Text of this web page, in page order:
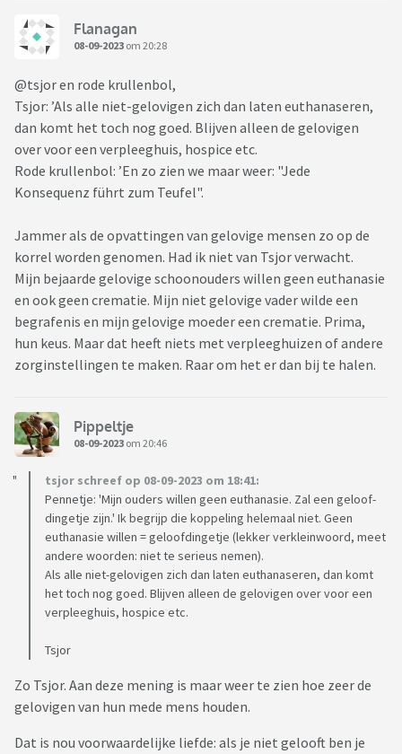
Flanagan
08-09-2023 om 20:28
@tsjor en rode krullenbol,
Tsjor: ’Als alle niet-gelovigen zich dan laten euthanaseren,
dan komt het toch nog goed. Blijven alleen de gelovigen
over voor een verpleeghuis, hospice etc.
Rode krullenbol: ’En zo zien we maar weer: "Jede
Konsequenz führt zum Teufel".
Jammer als de opvattingen van gelovige mensen zo op de
korrel worden genomen. Had ik niet van Tsjor verwacht.
Mijn bejaarde gelovige schoonouders willen geen euthanasie
en ook geen crematie. Mijn niet gelovige vader wilde een
begrafenis en mijn gelovige moeder een crematie. Prima,
hun keus. Maar dat heeft niets met verpleeghuizen of andere
zorginstellingen te maken. Raar om het er dan bij te halen.
Pippeltje
08-09-2023 om 20:46
tsjor schreef op 08-09-2023 om 18:41:
Pennetje: 'Mijn ouders willen geen euthanasie. Zal een geloof-
dingetje zijn.' Ik begrijp die koppeling helemaal niet. Geen
euthanasie willen = geloofdingetje (lekker verkleinwoord, meet
andere woorden: niet te serieus nemen).
Als alle niet-gelovigen zich dan laten euthanaseren, dan komt
het toch nog goed. Blijven alleen de gelovigen over voor een
verpleeghuis, hospice etc.
Tsjor
Zo Tsjor. Aan deze mening is maar weer te zien hoe zeer de
gelovigen van hun mede mens houden.
Dat is nou voorwaardelijke liefde: als je niet gelooft ben je